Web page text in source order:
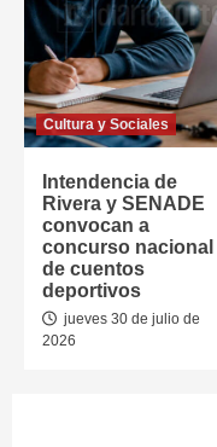
Cultura y Sociales
Intendencia de
Rivera y SENADE
convocan a
concurso nacional
de cuentos
deportivos
jueves 30 de julio de
2026